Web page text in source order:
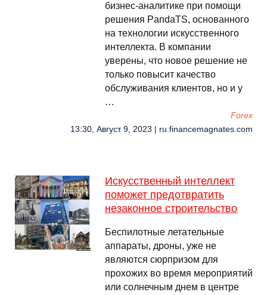
бизнес-аналитике при помощи
решения PandaTS, основанного
на технологии искусственного
интеллекта. В компании
уверены, что новое решение не
только повысит качество
обслуживания клиентов, но и у
…
Forex
13:30, Август 9, 2023 | ru.financemagnates.com
Искусственный интеллект
поможет предотвратить
незаконное строительство
Беспилотные летательные
аппараты, дроны, уже не
являются сюрпризом для
прохожих во время мероприятий
или солнечным днем ​​в центре